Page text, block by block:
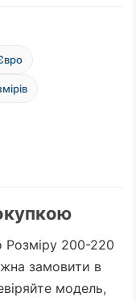
200-220
замовити в
модель,